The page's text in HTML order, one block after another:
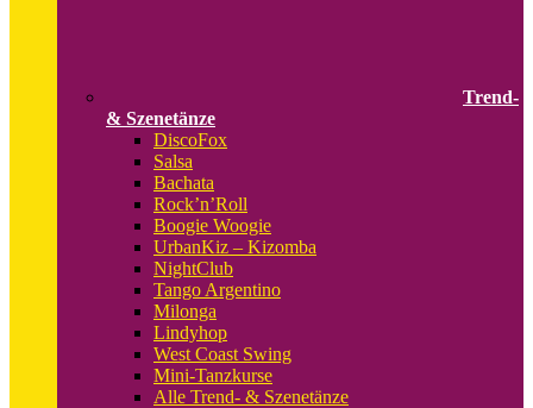
Trend-
& Szenetänze
DiscoFox
Salsa
Bachata
Rock’n’Roll
Boogie Woogie
UrbanKiz – Kizomba
NightClub
Tango Argentino
Milonga
Lindyhop
West Coast Swing
Mini-Tanzkurse
Alle Trend- & Szenetänze